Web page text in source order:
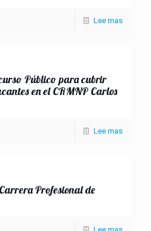
Lee mas
Público para cubrir
en el CRMNP Carlos
Lee mas
Profesional de